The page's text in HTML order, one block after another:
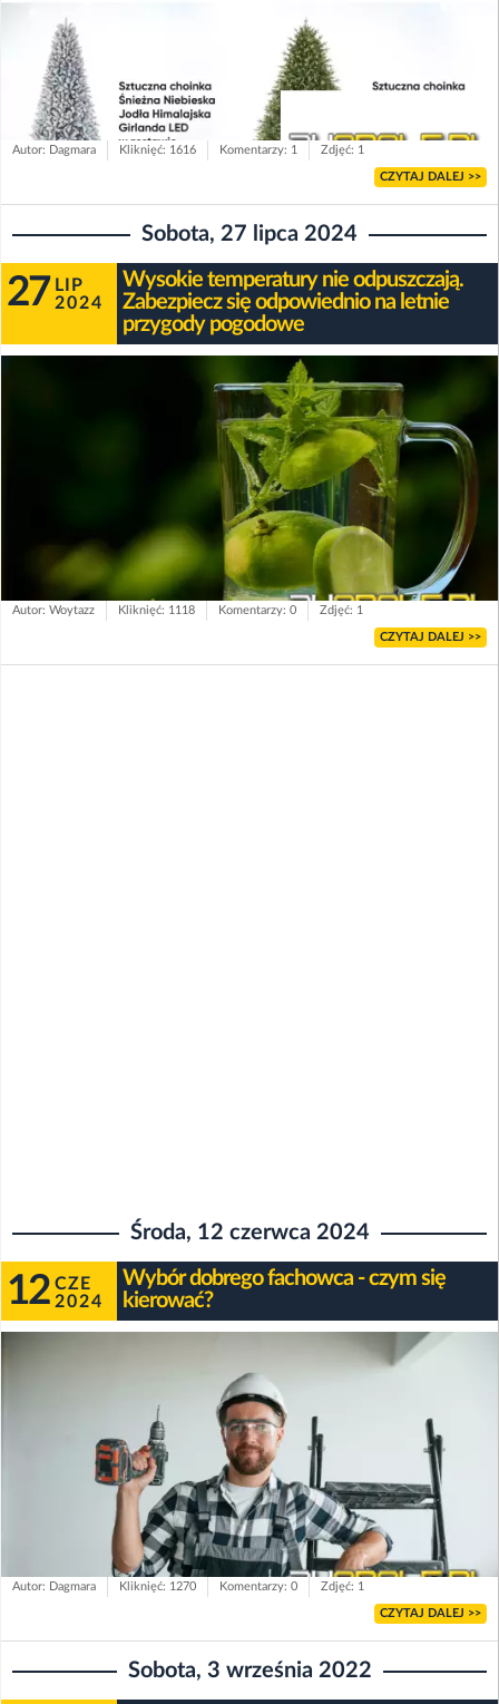
Autor: Dagmara Kliknięć: 1616 Komentarzy: 1 Zdjęć: 1
CZYTAJ DALEJ >>
Sobota, 27 lipca 2024
27 LIP
2024
Wysokie temperatury nie odpuszczają.
Zabezpiecz się odpowiednio na letnie
przygody pogodowe
Autor: Woytazz Kliknięć: 1118 Komentarzy: 0 Zdjęć: 1
CZYTAJ DALEJ >>
Środa, 12 czerwca 2024
12 CZE
2024
Wybór dobrego fachowca - czym się
kierować?
Autor: Dagmara Kliknięć: 1270 Komentarzy: 0 Zdjęć: 1
CZYTAJ DALEJ >>
Sobota, 3 września 2022